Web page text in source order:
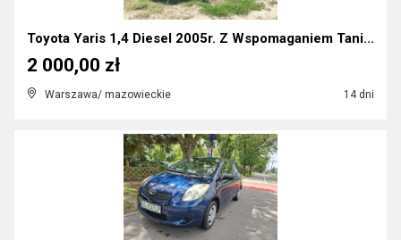
Toyota Yaris 1,4 Diesel 2005r. Z Wspomaganiem Tani...
Warszawa/ mazowieckie 14 dni
2 000,00 zł